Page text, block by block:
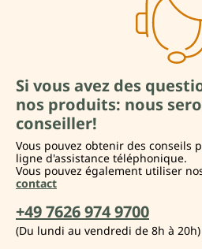
Si vous avez des
nos produits: nous
conseiller!
Vous pouvez obtenir des conseils
ligne d'assistance téléphonique.
Vous pouvez également utiliser
contact
+49 7626 974 9700
(Du lundi au vendredi de 8h à 20h)